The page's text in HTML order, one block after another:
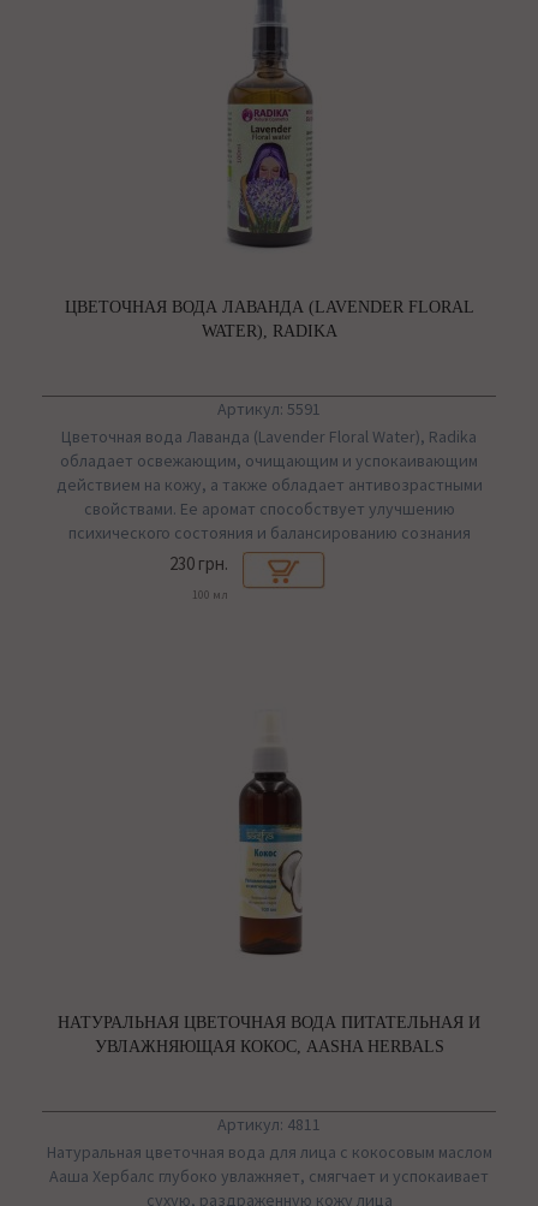
ЦВЕТОЧНАЯ ВОДА ЛАВАНДА (LAVENDER FLORAL
WATER), RADIKA
Артикул: 5591
Цветочная вода Лаванда (Lavender Floral Water), Radika
обладает освежающим, очищающим и успокаивающим
действием на кожу, а также обладает антивозрастными
свойствами. Ее аромат способствует улучшению
психического состояния и балансированию сознания
230 грн.
100 мл
НАТУРАЛЬНАЯ ЦВЕТОЧНАЯ ВОДА ПИТАТЕЛЬНАЯ И
УВЛАЖНЯЮЩАЯ КОКОС, AASHA HERBALS
Артикул: 4811
Натуральная цветочная вода для лица с кокосовым маслом
Ааша Хербалс глубоко увлажняет, смягчает и успокаивает
сухую, раздраженную кожу лица